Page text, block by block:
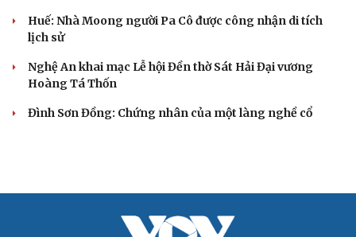
Huế: Nhà Moong người Pa Cô được công nhận di tích
lịch sử
Nghệ An khai mạc Lễ hội Đền thờ Sát Hải Đại vương
Hoàng Tá Thốn
Đình Sơn Đồng: Chứng nhân của một làng nghề cổ